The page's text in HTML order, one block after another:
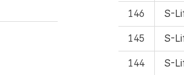
146 S-
145 S-
144 S-